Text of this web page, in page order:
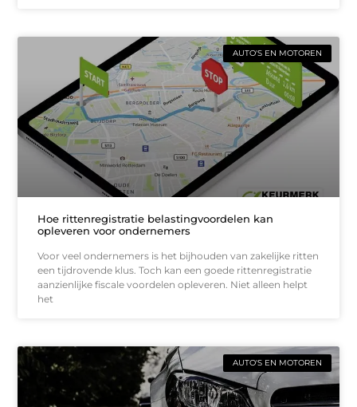
AUTO'S EN MOTOREN
Hoe rittenregistratie belastingvoordelen kan
opleveren voor ondernemers
Voor veel ondernemers is het bijhouden van zakelijke ritten
een tijdrovende klus. Toch kan een goede rittenregistratie
aanzienlijke fiscale voordelen opleveren. Niet alleen helpt
het
AUTO'S EN MOTOREN